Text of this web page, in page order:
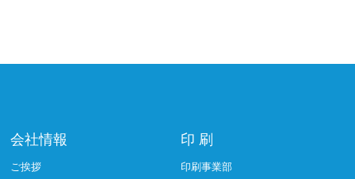
会社情報
ご挨拶
印 刷
印刷事業部